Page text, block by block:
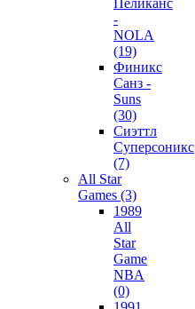
-
NOLA
(19)
Финикс
Санз -
Suns
(30)
Сиэттл
Суперсоникс
(7)
All Star
Games (3)
1989
All
Star
Game
NBA
(0)